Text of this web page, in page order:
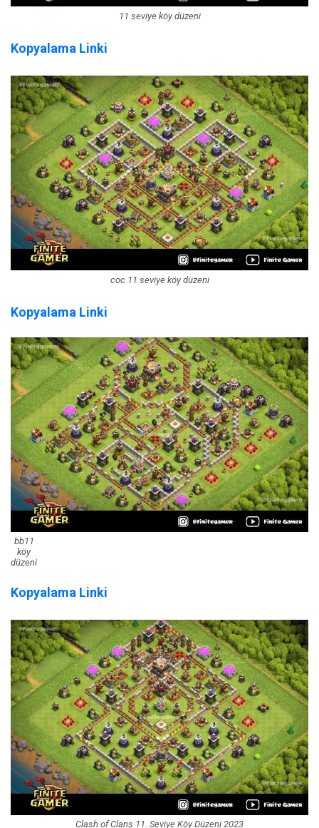
11 seviye köy düzeni
Kopyalama Linki
coc 11 seviye köy düzeni
Kopyalama Linki
bb11
köy
düzeni
Kopyalama Linki
Clash of Clans 11. Seviye Köy Düzeni 2023